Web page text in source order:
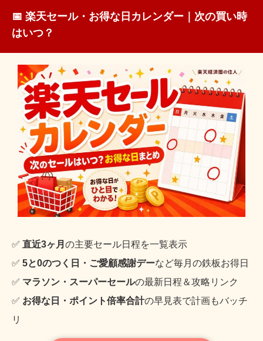
📅 楽天セール・お得な日カレンダー｜次の買い時
はいつ？
✅ 直近3ヶ月 の主要セール日程を一覧表示
✅ 5と0のつく日・ご愛顧感謝デーなど毎月の鉄板お得日
✅ マラソン・スーパーセールの最新日程＆攻略リンク
✅ お得な日・ポイント倍率合計の早見表で計画もバッチ
リ